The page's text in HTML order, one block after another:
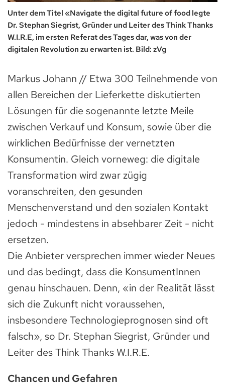
Unter dem Titel «Navigate the digital future of food legte
Dr. Stephan Siegrist, Gründer und Leiter des Think Thanks
W.I.R.E, im ersten Referat des Tages dar, was von der
digitalen Revolution zu erwarten ist. Bild: zVg
Markus Johann // Etwa 300 Teilnehmende von
allen Bereichen der Lieferkette diskutierten
Lösungen für die sogenannte letzte Meile
zwischen Verkauf und Konsum, sowie über die
wirklichen Bedürfnisse der vernetzten
Konsumentin. Gleich vorneweg: die digitale
Transformation wird zwar zügig
voranschreiten, den gesunden
Menschenverstand und den sozialen Kontakt
jedoch - mindestens in absehbarer Zeit - nicht
ersetzen.
Die Anbieter versprechen immer wieder Neues
und das bedingt, dass die KonsumentInnen
genau hinschauen. Denn, «in der Realität lässt
sich die Zukunft nicht voraussehen,
insbesondere Technologieprognosen sind oft
falsch», so Dr. Stephan Siegrist, Gründer und
Leiter des Think Thanks W.I.R.E.
Chancen und Gefahren